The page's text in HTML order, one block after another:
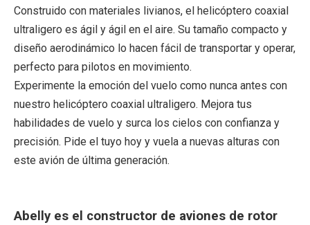
Construido con materiales livianos, el helicóptero coaxial
ultraligero es ágil y ágil en el aire. Su tamaño compacto y
diseño aerodinámico lo hacen fácil de transportar y operar,
perfecto para pilotos en movimiento.
Experimente la emoción del vuelo como nunca antes con
nuestro helicóptero coaxial ultraligero. Mejora tus
habilidades de vuelo y surca los cielos con confianza y
precisión. Pide el tuyo hoy y vuela a nuevas alturas con
este avión de última generación.
Abelly es el constructor de aviones de rotor